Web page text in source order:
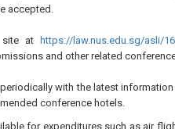
accepted.
site at https://law.nus.edu.sg/asli/
and other related
with the latest
conference hotels.
for expenditures such as air